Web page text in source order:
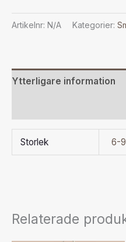
Artikelnr: N/A Kategorier:
Ytterligare information
Storlek 6-
Relaterade